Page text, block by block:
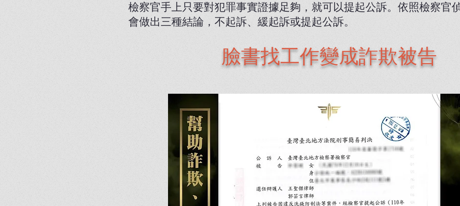
檢察官手上只要對犯罪事實證據足夠，就可以提起公訴。依照檢察官
會做出三種結論，不起訴、緩起訴或提起公訴。
臉書找工作變成詐欺被告